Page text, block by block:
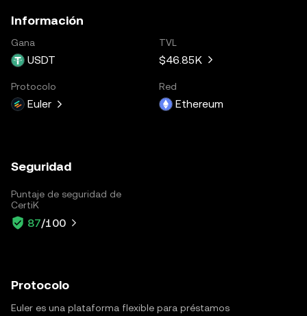
Información
Gana
USDT
TVL
$46.85K
Protocolo
Euler
Red
Ethereum
Seguridad
Puntaje de seguridad de
CertiK
87/100
Protocolo
Euler es una plataforma flexible para préstamos